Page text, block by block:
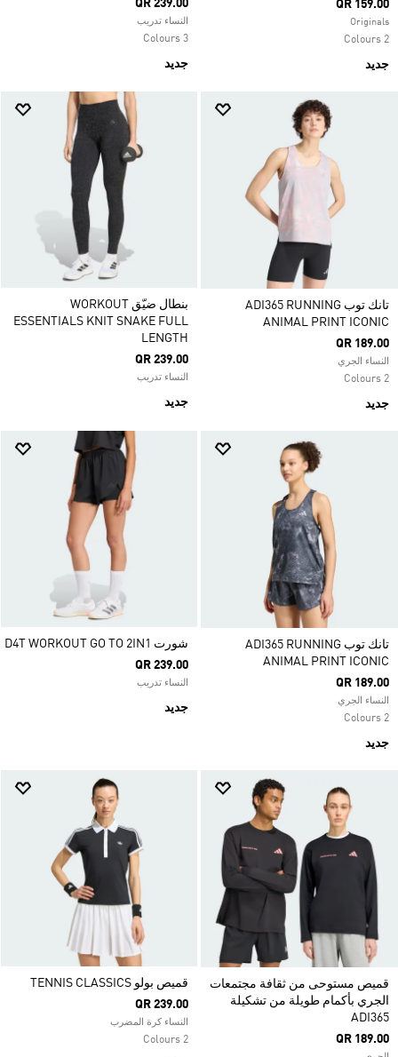
QR 159.00
Originals
2 Colours
جديد
QR 239.00
النساء تدريب
3 Colours
جديد
تانك توب ADI365 RUNNING
ANIMAL PRINT ICONIC
QR 189.00
النساء الجري
2 Colours
جديد
بنطال ضيّق WORKOUT
ESSENTIALS KNIT SNAKE FULL
LENGTH
QR 239.00
النساء تدريب
جديد
تانك توب ADI365 RUNNING
ANIMAL PRINT ICONIC
QR 189.00
النساء الجري
2 Colours
جديد
شورت D4T WORKOUT GO TO 2IN1
QR 239.00
النساء تدريب
جديد
قميص مستوحى من ثقافة مجتمعات
الجري بأكمام طويلة من تشكيلة
ADI365
QR 189.00
قميص بولو TENNIS CLASSICS
QR 239.00
النساء كرة المضرب
2 Colours